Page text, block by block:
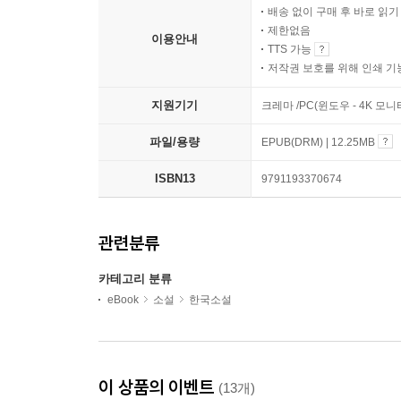
이용안내
배송 없이 구매 후 바로 읽기
제한없음
TTS 가능
저작권 보호를 위해 인쇄 기
지원기기 크레마 /PC(윈도우 - 4K 모
파일/용량 EPUB(DRM) | 12.25MB
ISBN13 9791193370674
관련분류
카테고리 분류
eBook 소설 한국소설
이 상품의 이벤트 (13개)